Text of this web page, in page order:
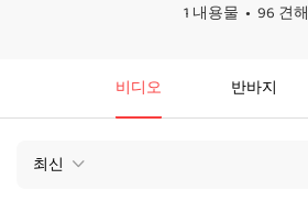
1 내용물
96 견해
비디오 반바지
최신